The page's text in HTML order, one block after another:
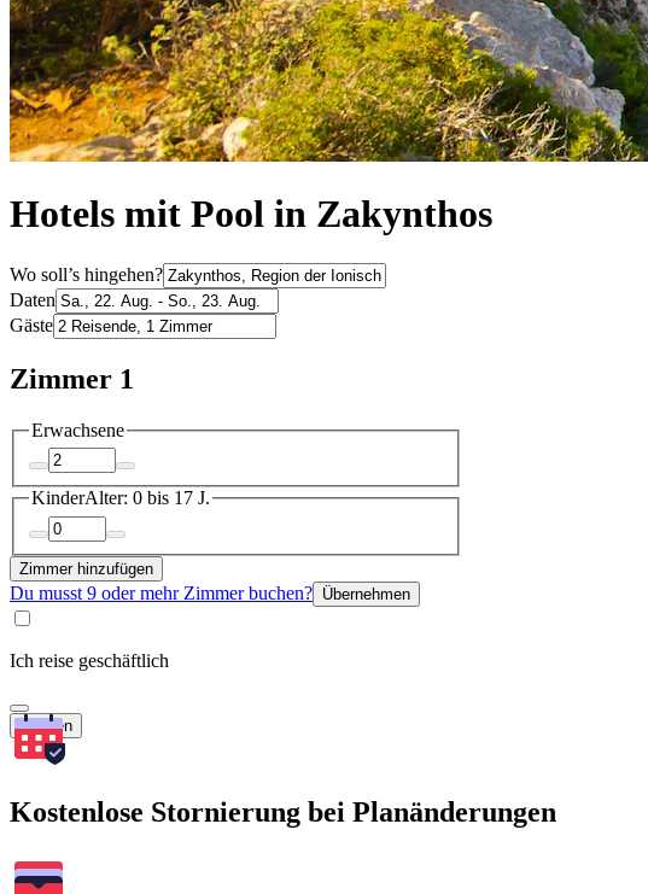
Hotels mit Pool in Zakynthos
Wo soll’s hingehen?
Daten
Gäste
Zimmer 1
Erwachsene
KinderAlter: 0 bis 17 J.
Zimmer hinzufügen
Du musst 9 oder mehr Zimmer buchen? Übernehmen
Ich reise geschäftlich
Suchen
Kostenlose Stornierung bei Planänderungen